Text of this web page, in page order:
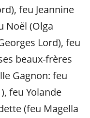
feu Jeannine
Noël (Olga
Lord), feu
beaux-frères
Gagnon: feu
feu Yolande
(feu Magella